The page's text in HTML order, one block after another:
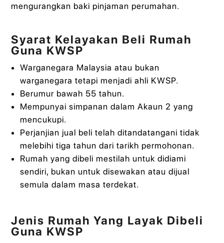
mengurangkan baki pinjaman perumahan.
Syarat Kelayakan Beli Rumah
Guna KWSP
Warganegara Malaysia atau bukan
warganegara tetapi menjadi ahli KWSP.
Berumur bawah 55 tahun.
Mempunyai simpanan dalam Akaun 2 yang
mencukupi.
Perjanjian jual beli telah ditandatangani tidak
melebihi tiga tahun dari tarikh permohonan.
Rumah yang dibeli mestilah untuk didiami
sendiri, bukan untuk disewakan atau dijual
semula dalam masa terdekat.
Jenis Rumah Yang Layak Dibeli
Guna KWSP